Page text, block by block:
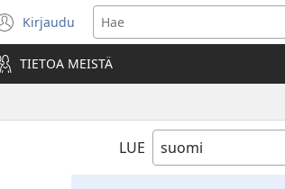
Kirjaudu
(avaa
uuden
ikkunan)
TIETOA MEISTÄ
LUE